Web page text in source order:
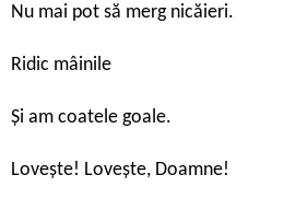
Nu mai pot să merg nicăieri.
Ridic mâinile
Şi am coatele goale.
Loveşte! Loveşte, Doamne!